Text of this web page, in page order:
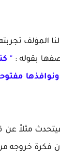
المؤلف
"
مثلاً عن
فكرة خروجه